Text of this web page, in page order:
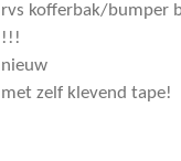
rvs kofferbak/bumper
!!!
nieuw
met zelf klevend tape!